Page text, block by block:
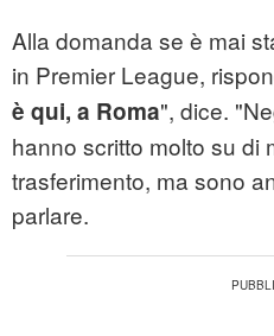
Alla domanda se è mai
in Premier League,
è qui, a Roma", dice.
hanno scritto molto su di
trasferimento, ma sono
parlare.